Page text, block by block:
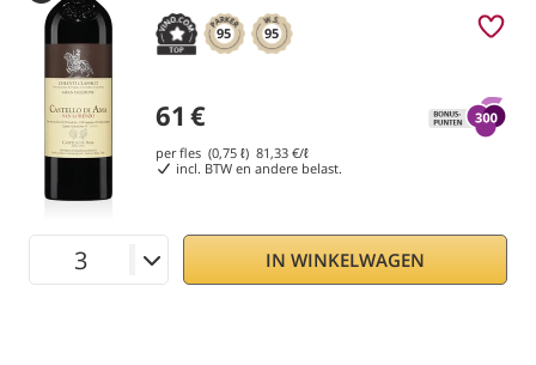
95 95
61 €
per fles (0,75 ℓ) 81,33 €/ℓ
incl. BTW en andere belast.
IN WINKELWAGEN